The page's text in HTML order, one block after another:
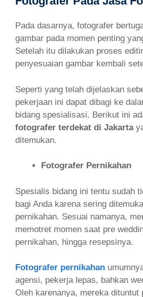
Pada dasarnya, fotografer
gambar pada momen penting
Setelah itu dilakukan proses
penyesuaian gambar kembali
Seperti yang telah dijelaskan
pekerjaan ini dapat dibagi ke
bidang spesialisasi. Berikut ini
fotografer terdekat di Jakarta
ditemukan.
Fotografer Pernikahan
Spesialis bidang ini tentu sudah
bagi Anda karena sering
pernikahan. Sesuai namanya,
memotret momen saat pre
pernikahan, hingga resepsinya.
Fotografer pernikahan
agensi, pekerja lepas, bahkan
Oleh karenanya, mereka dituntut